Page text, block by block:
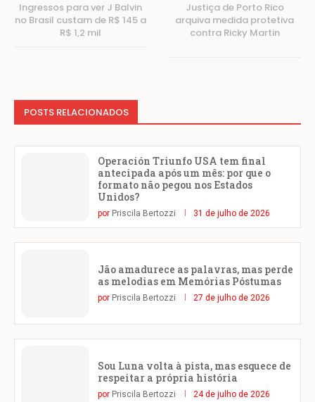
Ingressos para ver J Balvin
no Brasil custam de R$ 145 a
R$ 1,2 mil
Justiça de Porto Rico
arquiva medida protetiva
contra Ricky Martin
POSTS RELACIONADOS
Operación Triunfo USA tem final
antecipada após um mês: por que o
formato não pegou nos Estados
Unidos?
por Priscila Bertozzi 31 de julho de 2026
Jão amadurece as palavras, mas perde
as melodias em Memórias Póstumas
por Priscila Bertozzi 27 de julho de 2026
Sou Luna volta à pista, mas esquece de
respeitar a própria história
por Priscila Bertozzi 24 de julho de 2026